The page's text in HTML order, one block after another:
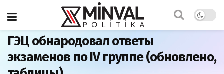
Главная Общество
ГЭЦ обнародовал ответы
экзаменов по IV группе (обновлено,